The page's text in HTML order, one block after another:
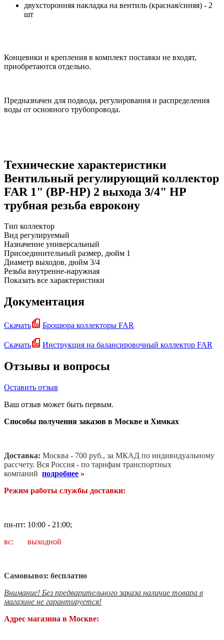
двухсторонняя накладка на вентиль (красная/синяя) - 2
шт
Концевики и крепления в комплект поставки не входят,
приобретаются отдельно.
Предназначен для подвода, регулирования и распределения
воды от основного трубопровода.
Технические характеристики
Вентильный регулирующий коллектор
FAR 1" (ВР-НР) 2 выхода 3/4" НР
трубная резьба еврокону
Тип коллектор
Вид регулируемый
Назначение универсальный
Присоединительный размер, дюйм 1
Диаметр выходов, дюйм 3/4
Резьба внутренне-наружная
Показать все характеристики
Документация
Скачать Брошюра коллекторы FAR
Скачать Инструкция на балансировочный коллектор FAR
Отзывы и вопросы
Оставить отзыв
Ваш отзыв может быть первым.
Способы получения заказов в Москве и Химках
Доставка: Москва - 700 руб., за МКАД по индивидуальному
рассчету. Вся Россия - по тарифам транспортных
компаний подробнее »
Режим работы службы доставки:
пн-пт: 10:00 - 21:00;
вс: выходной
Самовывоз: бесплатно
Внимание! Без предварительного заказа наличие товара в
магазине не гарантируется!
Адрес магазина в Москве: